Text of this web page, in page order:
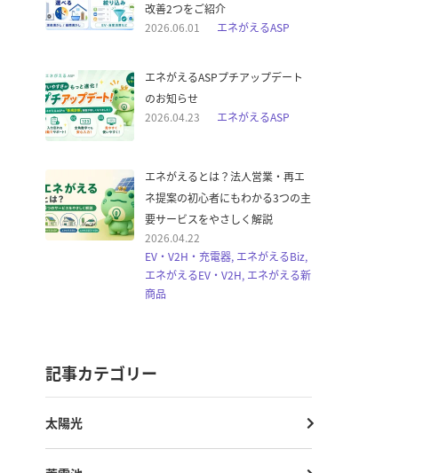
改善2つをご紹介
2026.06.01
エネがえるASP
エネがえるASPプチアップデート
のお知らせ
2026.04.23
エネがえるASP
エネがえるとは？法人営業・再エ
ネ提案の初心者にもわかる3つの主
要サービスをやさしく解説
2026.04.22
EV・V2H・充電器, エネがえるBiz,
エネがえるEV・V2H, エネがえる新
商品
記事カテゴリー
太陽光